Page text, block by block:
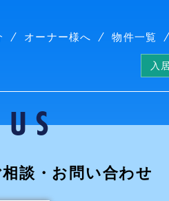
オーナー様へ 物件一覧
入
談・お問い合わせ